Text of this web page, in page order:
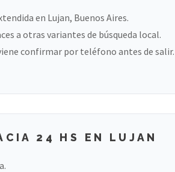
en Lujan, Buenos Aires.
a otras variantes de búsqueda local.
confirmar por teléfono antes de salir.
24 HS EN LUJAN